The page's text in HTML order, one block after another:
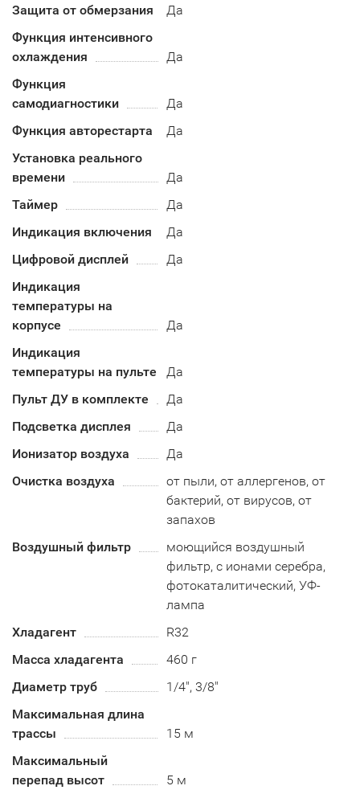
Защита от обмерзания
Да
Функция интенсивного
охлаждения
Да
Функция
самодиагностики
Да
Функция авторестарта
Да
Установка реального
времени
Да
Таймер
Да
Индикация включения
Да
Цифровой дисплей
Да
Индикация
температуры на
корпусе
Да
Индикация
температуры на пульте
Да
Пульт ДУ в комплекте
Да
Подсветка дисплея
Да
Ионизатор воздуха
Да
Очистка воздуха
от пыли, от аллергенов, от
бактерий, от вирусов, от
запахов
Воздушный фильтр
моющийся воздушный
фильтр, с ионами серебра,
фотокаталитический, УФ-
лампа
Хладагент
R32
Масса хладагента
460 г
Диаметр труб
1/4", 3/8"
Максимальная длина
трассы
15 м
Максимальный
перепад высот
5 м